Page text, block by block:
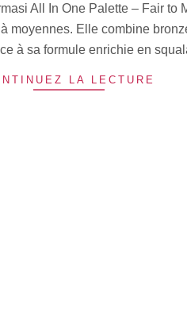
All In One Palette – Fair to
moyennes. Elle combine
à sa formule enrichie en
LA LECTURE